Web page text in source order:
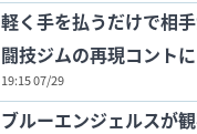
軽く手を払うだけで相
闘技ジムの再現コントに
19:15 07/29
ブルーエンジェルスが